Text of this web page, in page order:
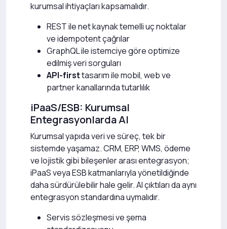
kurumsal ihtiyaçları kapsamalıdır.
REST ile net kaynak temelli uç noktalar
ve idempotent çağrılar
GraphQL ile istemciye göre optimize
edilmiş veri sorguları
API-firsttasarım ile mobil, web ve
partner kanallarında tutarlılık
iPaaS/ESB: Kurumsal
Entegrasyonlarda AI
Kurumsal yapıda veri ve süreç, tek bir
sistemde yaşamaz. CRM, ERP, WMS, ödeme
ve lojistik gibi bileşenler arası entegrasyon;
iPaaS veya ESB katmanlarıyla yönetildiğinde
daha sürdürülebilir hale gelir. AI çıktıları da aynı
entegrasyon standardına uymalıdır.
Servis sözleşmesi ve şema